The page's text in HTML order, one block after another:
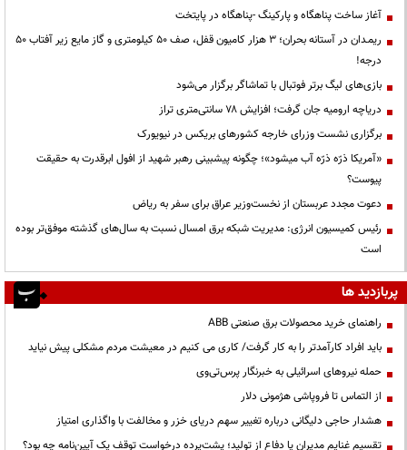
آغاز ساخت پناهگاه و پارکینگ -پناهگاه در پایتخت
ریمـدان در آستانه بحران؛ ۳ هزار کامیون قفل، صف ۵۰ کیلومتری و گاز مایع زیر آفتاب ۵۰
درجه!
بازی‌های لیگ برتر فوتبال با تماشاگر برگزار می‌شود
دریاچه ارومیه جان گرفت؛ افزایش ۷۸ سانتی‌متری تراز
برگزاری نشست وزرای خارجه کشورهای بریکس در نیویورک
«آمریکا ذرّه ذرّه آب میشود»؛ چگونه پیشبینی رهبر شهید از افول ابرقدرت به حقیقت
پیوست؟
دعوت مجدد عربستان از نخست‌وزیر عراق برای سفر به ریاض
رئیس کمیسیون انرژی: مدیریت شبکه برق امسال نسبت به سال‌های گذشته موفق‌تر بوده
است
پربازدید ها
راهنمای خرید محصولات برق صنعتی ABB
باید افراد کارآمدتر را به کار گرفت/ کاری می کنیم در معیشت مردم مشکلی پیش نیاید
حمله نیروهای اسرائیلی به خبرنگار پرس‌تی‌وی
از التماس تا فروپاشی هژمونی دلار
هشدار حاجی دلیگانی درباره تغییر سهم دریای خزر و مخالفت با واگذاری امتیاز
تقسیم غنایم مدیران یا دفاع از تولید؛ پشت‌پرده درخواست توقف یک آیین‌نامه چه بود؟